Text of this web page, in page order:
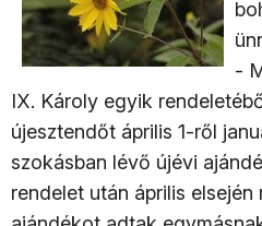
-
IX. Károly egyik
újesztendőt április 1-ről
szokásban lévő újévi
rendelet után április